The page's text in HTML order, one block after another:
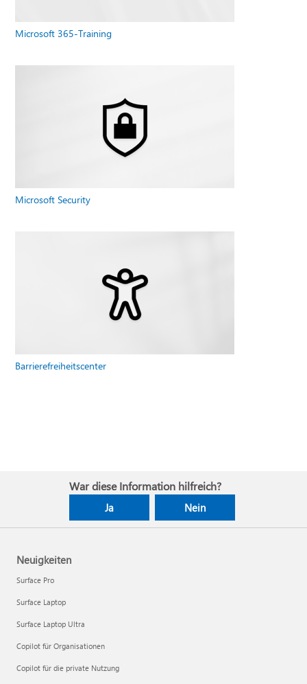
Microsoft 365-Training
Microsoft Security
Barrierefreiheitscenter
War diese Information hilfreich?
Ja Nein
Neuigkeiten
Surface Pro
Surface Laptop
Surface Laptop Ultra
Copilot für Organisationen
Copilot für die private Nutzung